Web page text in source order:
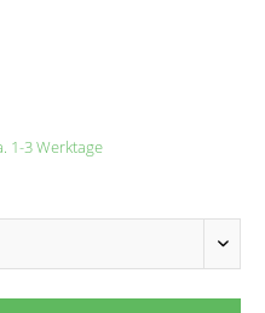
1-3 Werktage